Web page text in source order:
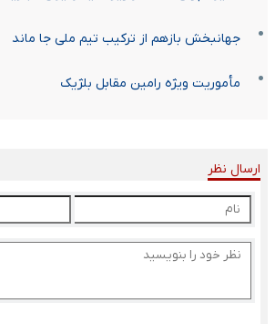
جهانبخش بازهم از ترکیب تیم ملی جا ماند
مأموریت ویژه رامین مقابل بلژیک
ارسال نظر